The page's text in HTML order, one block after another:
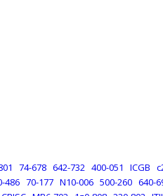
74-678 642-732 400-051 ICGB
486 70-177 N10-006 500-260 640-